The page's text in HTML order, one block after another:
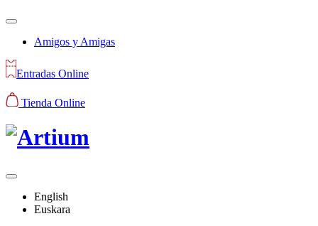
Amigos y Amigas
Entradas Online
Tienda Online
English
Euskara